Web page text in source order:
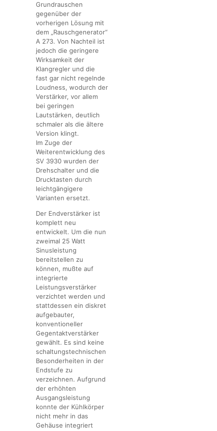
Grundrauschen
gegenüber der
vorherigen Lösung mit
dem „Rauschgenerator“
A 273. Von Nachteil ist
jedoch die geringere
Wirksamkeit der
Klangregler und die
fast gar nicht regelnde
Loudness, wodurch der
Verstärker, vor allem
bei geringen
Lautstärken, deutlich
schmaler als die ältere
Version klingt.
Im Zuge der
Weiterentwicklung des
SV 3930 wurden der
Drehschalter und die
Drucktasten durch
leichtgängigere
Varianten ersetzt.
Der Endverstärker ist
komplett neu
entwickelt. Um die nun
zweimal 25 Watt
Sinusleistung
bereitstellen zu
können, mußte auf
integrierte
Leistungsverstärker
verzichtet werden und
stattdessen ein diskret
aufgebauter,
konventioneller
Gegentaktverstärker
gewählt. Es sind keine
schaltungstechnischen
Besonderheiten in der
Endstufe zu
verzeichnen. Aufgrund
der erhöhten
Ausgangsleistung
konnte der Kühlkörper
nicht mehr in das
Gehäuse integriert